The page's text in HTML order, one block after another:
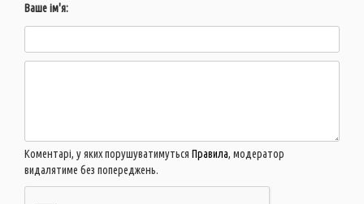
Ваше ім'я:
Коментарі, у яких порушуватимуться Правила, модератор
видалятиме без попереджень.